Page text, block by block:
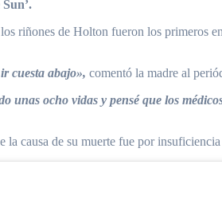
Sun’.
riñones de Holton fueron los primeros
cuesta abajo», comentó la madre al
unas ocho vidas y pensé que los
la causa de su muerte fue por